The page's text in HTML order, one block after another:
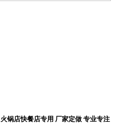
锅店快餐店专用 厂家定做 专业专注